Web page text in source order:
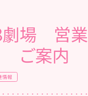
劇場 営
ご案内
情報